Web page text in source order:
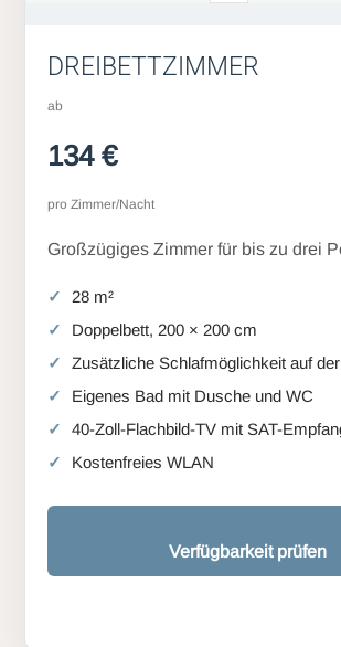
DREIBETTZIMMER
ab
134 €
pro Zimmer/Nacht
Großzügiges Zimmer für bis zu drei
28 m²
Doppelbett, 200 × 200 cm
Zusätzliche Schlafmöglichkeit auf
Eigenes Bad mit Dusche und WC
40-Zoll-Flachbild-TV mit SAT-
Kostenfreies WLAN
Verfügbarkeit prüfen